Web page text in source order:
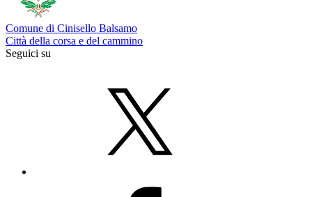
Comune di Cinisello Balsamo
Città della corsa e del cammino
Seguici su